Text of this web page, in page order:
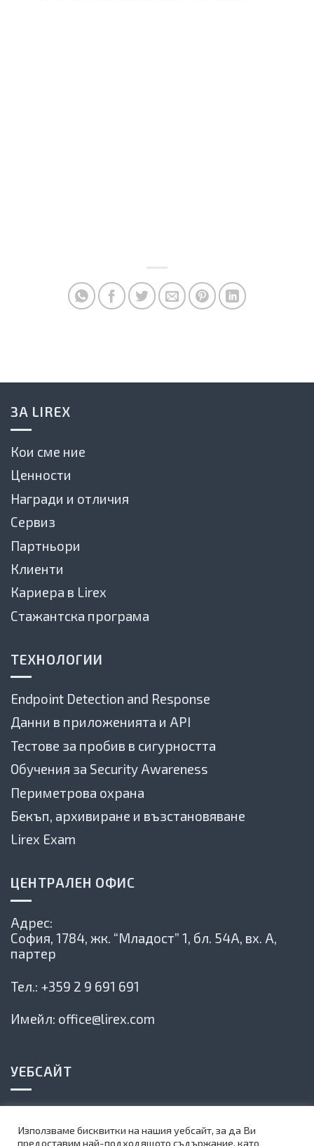
ЗА LIREX
Кои сме ние
Ценности
Награди и отличия
Сервиз
Партньори
Клиенти
Кариера в Lirex
Стажантска програма
ТЕХНОЛОГИИ
Endpoint Detection and Response
Данни в приложенията и API
Тестове за пробив в сигурността
Обучения за Security Awareness
Периметрова охрана
Бекъп, архивиране и възстановяване
Lirex Exam
ЦЕНТРАЛЕН ОФИС
Адрес:
София, 1784, жк. “Младост” 1, бл. 54А, вх. А,
партер
Тел.: +359 2 9 691 691
Имейл: office@lirex.com
УЕБСАЙТ
Политика на сайта
Карта на сайта
Използваме бисквитки на нашия уебсайт, за да Ви
предоставим най-подходящото съдържание, като